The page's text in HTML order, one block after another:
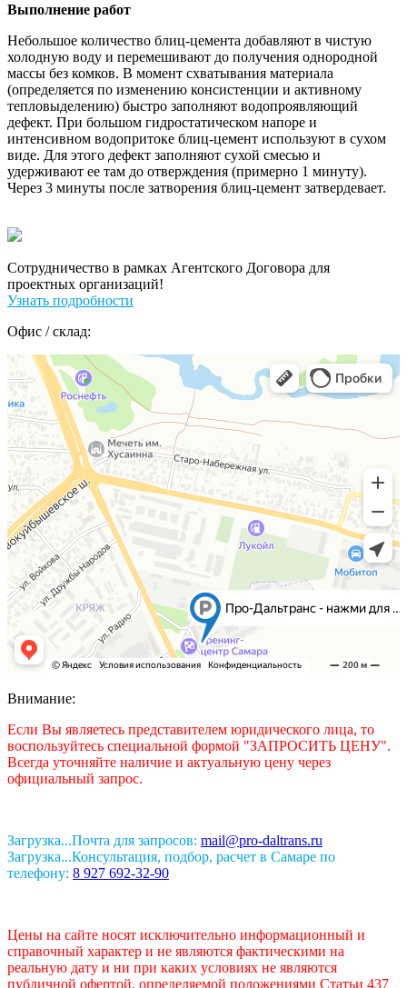
Выполнение работ
Небольшое количество блиц-цемента добавляют в чистую
холодную воду и перемешивают до получения однородной
массы без комков. В момент схватывания материала
(определяется по изменению консистенции и активному
тепловыделению) быстро заполняют водопроявляющий
дефект. При большом гидростатическом напоре и
интенсивном водопритоке блиц-цемент используют в сухом
виде. Для этого дефект заполняют сухой смесью и
удерживают ее там до отверждения (примерно 1 минуту).
Через 3 минуты после затворения блиц-цемент затвердевает.
Сотрудничество в рамках Агентского Договора для
проектных организаций!
Узнать подробности
Офис / склад:
Внимание:
Если Вы являетесь представителем юридического лица, то
воспользуйтесь специальной формой "ЗАПРОСИТЬ ЦЕНУ".
Всегда уточняйте наличие и актуальную цену через
официальный запрос.
Загрузка...Почта для запросов: mail@pro-daltrans.ru
Загрузка...Консультация, подбор, расчет в Самаре по
телефону: 8 927 692-32-90
Цены на сайте носят исключительно информационный и
справочный характер и не являются фактическими на
реальную дату и ни при каких условиях не являются
публичной офертой, определяемой положениями Статьи 437